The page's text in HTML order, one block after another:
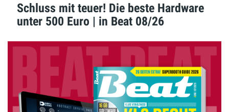
Schluss mit teuer! Die beste Hardware
unter 500 Euro | in Beat 08/26